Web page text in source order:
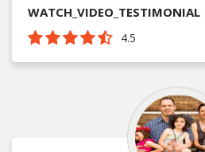
WATCH_VIDEO_TESTIMONIAL
4.5